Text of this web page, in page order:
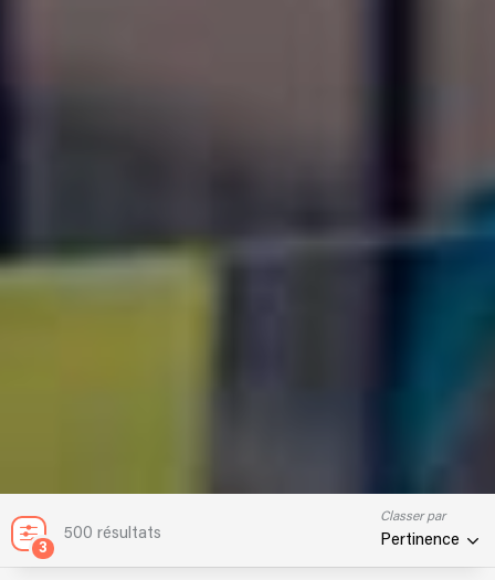
3
500 résultats
Classer par
Pertinence